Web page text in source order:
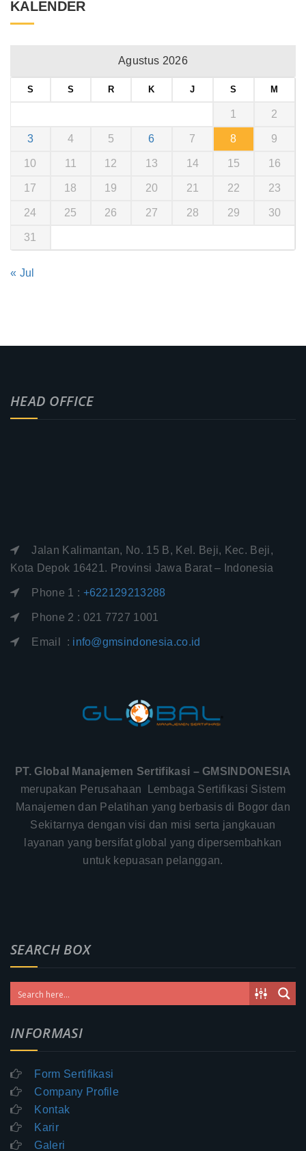
KALENDER
Agustus 2026
S S R K J S M
1 2
3 4 5 6 7 8 9
10 11 12 13 14 15 16
17 18 19 20 21 22 23
24 25 26 27 28 29 30
31
« Jul
HEAD OFFICE
Jalan Kalimantan, No. 15 B, Kel. Beji, Kec. Beji,
Kota Depok 16421. Provinsi Jawa Barat – Indonesia
Phone 1 : +622129213288
Phone 2 : 021 7727 1001
Email : info@gmsindonesia.co.id
PT. Global Manajemen Sertifikasi – GMSINDONESIA
merupakan Perusahaan Lembaga Sertifikasi Sistem
Manajemen dan Pelatihan yang berbasis di Bogor dan
Sekitarnya dengan visi dan misi serta jangkauan
layanan yang bersifat global yang dipersembahkan
untuk kepuasan pelanggan.
SEARCH BOX
INFORMASI
Form Sertifikasi
Company Profile
Kontak
Karir
Galeri